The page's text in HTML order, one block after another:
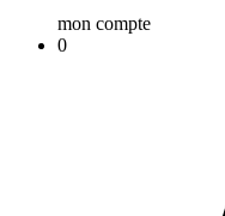
mon compte
0